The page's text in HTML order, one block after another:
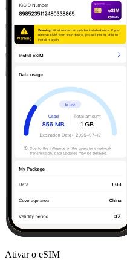
Ativar o eSIM